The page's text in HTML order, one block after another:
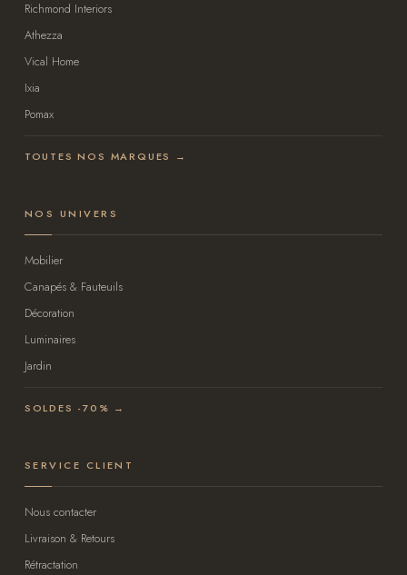
Richmond Interiors
Athezza
Vical Home
Ixia
Pomax
TOUTES NOS MARQUES →
NOS UNIVERS
Mobilier
Canapés & Fauteuils
Décoration
Luminaires
Jardin
SOLDES -70% →
SERVICE CLIENT
Nous contacter
Livraison & Retours
Rétractation